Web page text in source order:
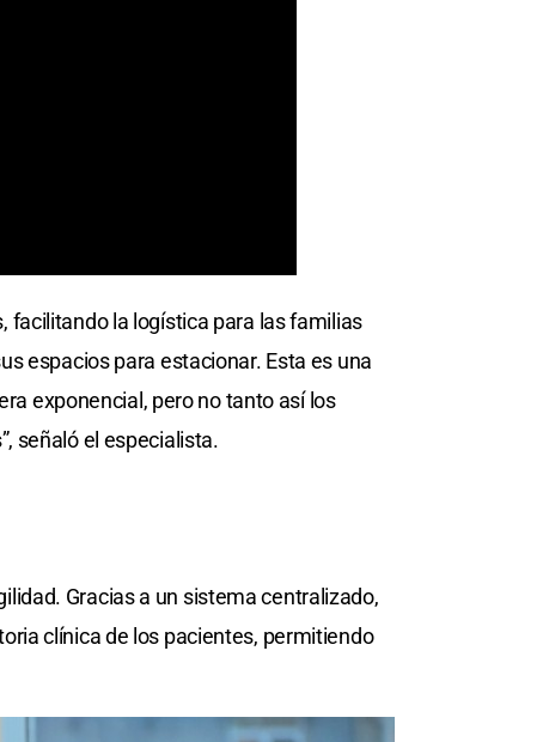
facilitando la logística para las familias
espacios para estacionar. Esta es una
exponencial, pero no tanto así los
señaló el especialista.
Gracias a un sistema centralizado,
clínica de los pacientes, permitiendo